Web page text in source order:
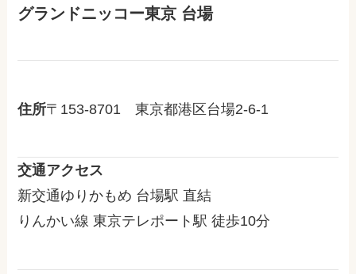
グランドニッコー東京 台場
住所〒153-8701 東京都港区台場2-6-1
交通アクセス
新交通ゆりかもめ 台場駅 直結
りんかい線 東京テレポート駅 徒歩10分